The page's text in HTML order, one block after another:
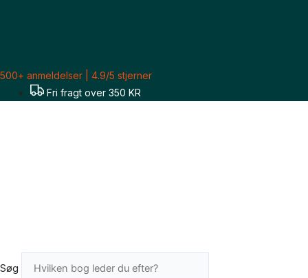
500+ anmeldelser | 4.9/5 stjerner
Fri fragt over 350 KR
Søg